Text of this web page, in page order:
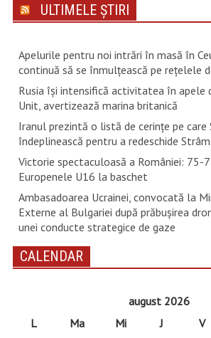
ULTIMELE ȘTIRI
Apelurile pentru noi intrări în masă în
continuă să se înmulţească pe reţelele
Rusia își intensifică activitatea în apele
Unit, avertizează marina britanică
Iranul prezintă o listă de cerinţe pe care
îndeplinească pentru a redeschide
Victorie spectaculoasă a României: 75-
Europenele U16 la baschet
Ambasadoarea Ucrainei, convocată la
Externe al Bulgariei după prăbușirea
unei conducte strategice de gaze
CALENDAR
august 2026
L
Ma Mi J V